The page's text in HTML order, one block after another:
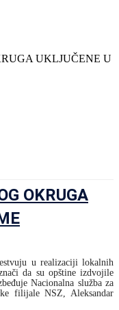
UKLJUČENE U
OKRUGA
u realizaciji lokalnih
da su opštine izdvojile
Nacionalna služba za
filijale NSZ, Aleksandar